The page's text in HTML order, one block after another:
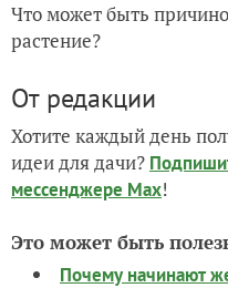
Что может быть
растение?
От редакции
Хотите каждый день
идеи для дачи?
мессенджере Max!
Это может быть
Почему начинают